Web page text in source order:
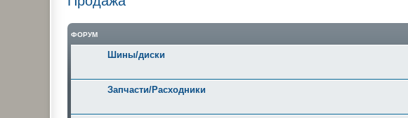
ФОРУМ
Шины/диски
Запчасти/Расходники